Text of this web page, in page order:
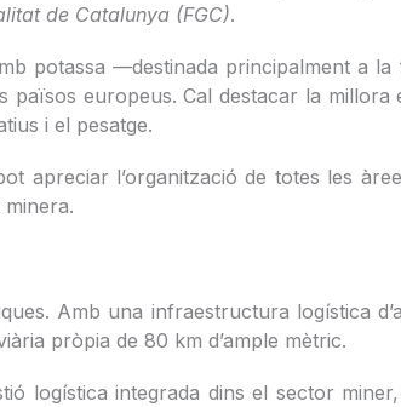
de Catalunya (FGC).
potassa —destinada principalment a
europeus. Cal destacar la millora
i el pesatge.
apreciar l’organització de totes les
Amb una infraestructura logística
pròpia de 80 km d’ample mètric.
logística integrada dins el sector